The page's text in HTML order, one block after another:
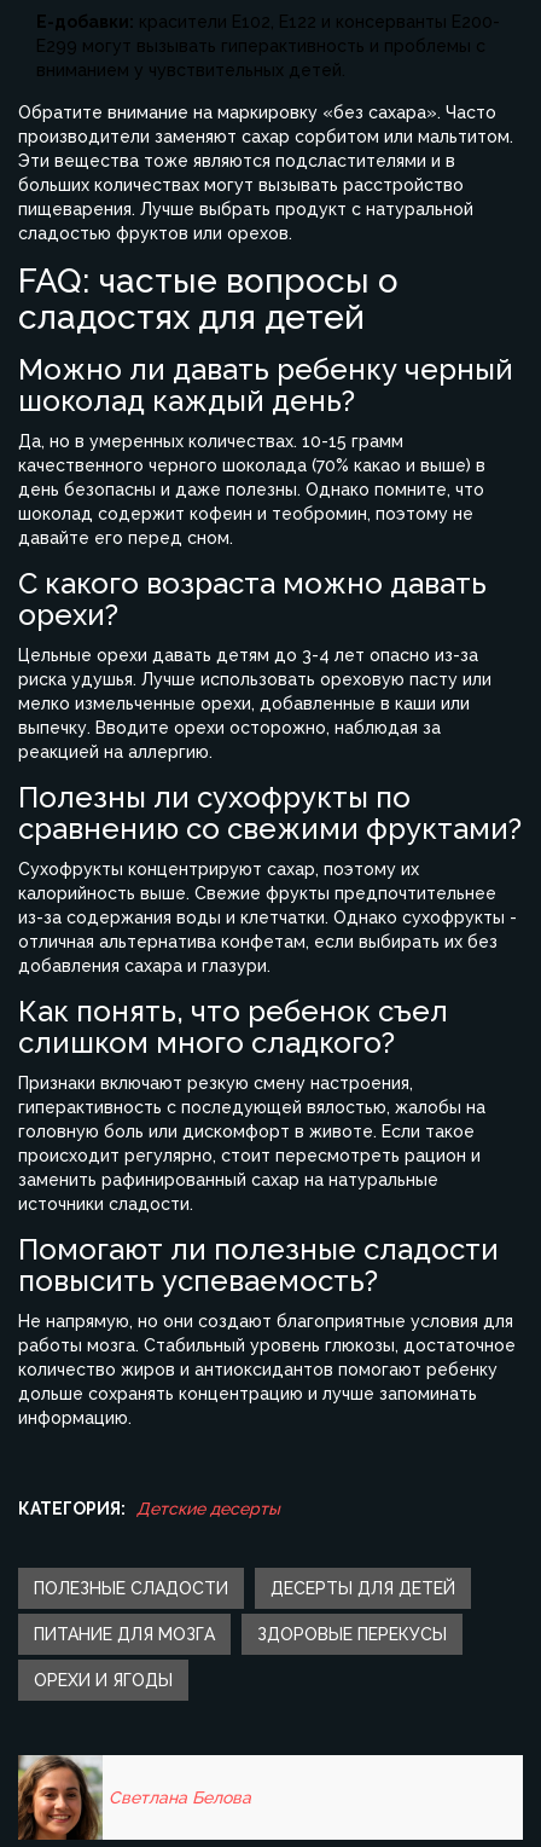
Е-добавки: красители E102, E122 и консерванты E200-
E299 могут вызывать гиперактивность и проблемы с
вниманием у чувствительных детей.
Обратите внимание на маркировку «без сахара». Часто
производители заменяют сахар сорбитом или мальтитом.
Эти вещества тоже являются подсластителями и в
больших количествах могут вызывать расстройство
пищеварения. Лучше выбрать продукт с натуральной
сладостью фруктов или орехов.
FAQ: частые вопросы о
сладостях для детей
Можно ли давать ребенку черный
шоколад каждый день?
Да, но в умеренных количествах. 10-15 грамм
качественного черного шоколада (70% какао и выше) в
день безопасны и даже полезны. Однако помните, что
шоколад содержит кофеин и теобромин, поэтому не
давайте его перед сном.
С какого возраста можно давать
орехи?
Цельные орехи давать детям до 3-4 лет опасно из-за
риска удушья. Лучше использовать ореховую пасту или
мелко измельченные орехи, добавленные в каши или
выпечку. Вводите орехи осторожно, наблюдая за
реакцией на аллергию.
Полезны ли сухофрукты по
сравнению со свежими фруктами?
Сухофрукты концентрируют сахар, поэтому их
калорийность выше. Свежие фрукты предпочтительнее
из-за содержания воды и клетчатки. Однако сухофрукты -
отличная альтернатива конфетам, если выбирать их без
добавления сахара и глазури.
Как понять, что ребенок съел
слишком много сладкого?
Признаки включают резкую смену настроения,
гиперактивность с последующей вялостью, жалобы на
головную боль или дискомфорт в животе. Если такое
происходит регулярно, стоит пересмотреть рацион и
заменить рафинированный сахар на натуральные
источники сладости.
Помогают ли полезные сладости
повысить успеваемость?
Не напрямую, но они создают благоприятные условия для
работы мозга. Стабильный уровень глюкозы, достаточное
количество жиров и антиоксидантов помогают ребенку
дольше сохранять концентрацию и лучше запоминать
информацию.
КАТЕГОРИЯ: Детские десерты
ПОЛЕЗНЫЕ СЛАДОСТИ ДЕСЕРТЫ ДЛЯ ДЕТЕЙ
ПИТАНИЕ ДЛЯ МОЗГА ЗДОРОВЫЕ ПЕРЕКУСЫ
ОРЕХИ И ЯГОДЫ
Светлана Белова